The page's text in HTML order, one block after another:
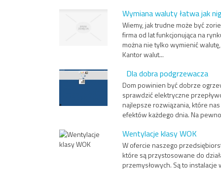
Wymiana waluty łatwa jak
Wiemy, jak trudne może być
firma od lat funkcjonująca na
można nie tylko wymienić
Kantor walut...
Dla dobra podgrzewacza
Dom powinien być dobrze
sprawdzić elektryczne
najlepsze rozwiązania, które
efektów każdego dnia. Na
Wentylacje klasy WOK
W ofercie naszego
które są przystosowane do
przemysłowych. Są to